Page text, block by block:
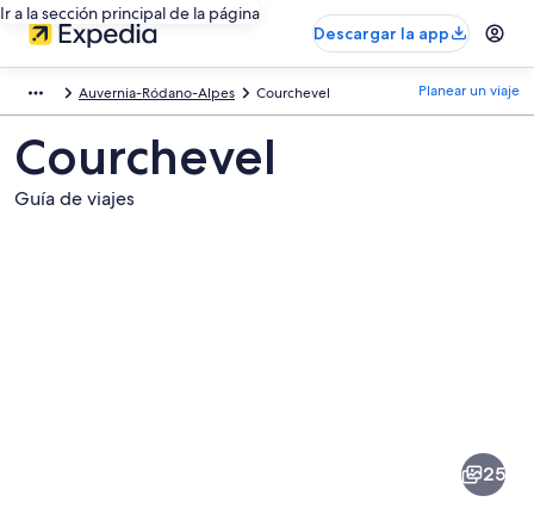
Ir a la sección principal de la página
Descargar la app
Auvernia-Ródano-Alpes Courchevel Planear un viaje
Courchevel
Guía de viajes
25